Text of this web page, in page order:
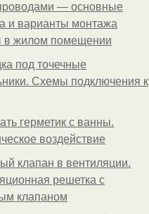
— основные
и варианты монтажа
в жилом помещении
под точечные
Схемы подключения к
герметик с ванны.
воздействие
клапан в вентиляции.
решетка с
клапаном